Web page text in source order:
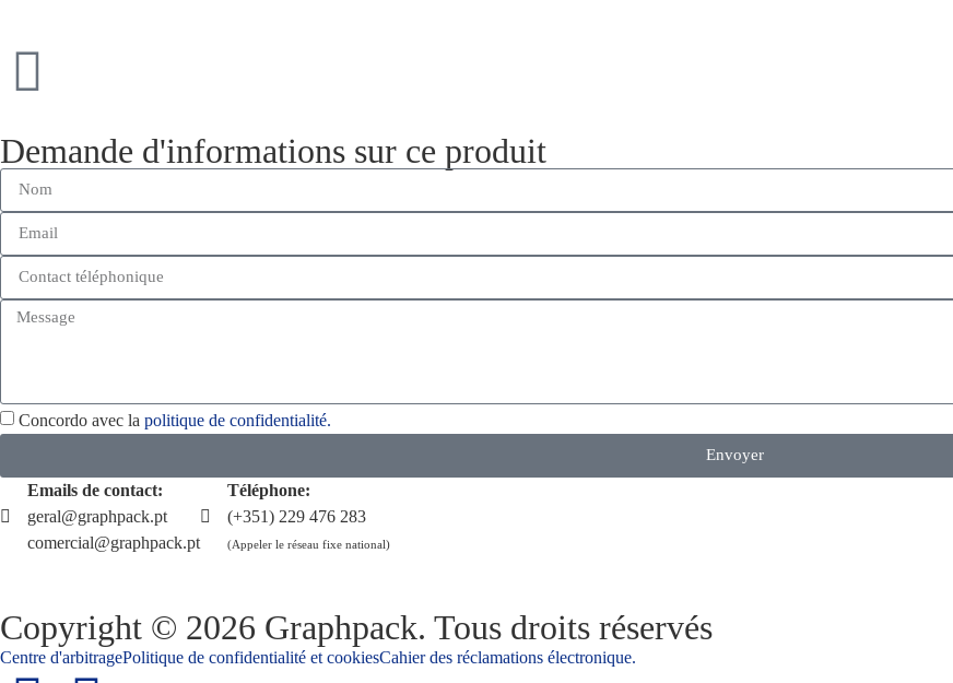
Demande d'informations sur ce produit
Concordo avec la politique de confidentialité.
Envoyer
Emails de contact:
geral@graphpack.pt
comercial@graphpack.pt
Téléphone:
(+351) 229 476 283
(Appeler le réseau fixe national)
Copyright © 2026 Graphpack. Tous droits réservés
Centre d'arbitragePolitique de confidentialité et cookiesCahier des réclamations électronique.